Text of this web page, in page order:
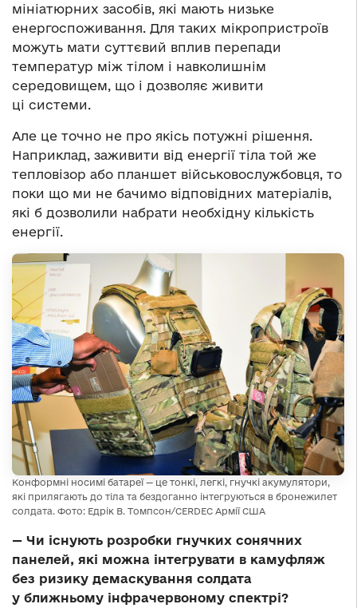
мініатюрних засобів, які мають низьке
енергоспоживання. Для таких мікропристроїв
можуть мати суттєвий вплив перепади
температур між тілом і навколишнім
середовищем, що і дозволяє живити
ці системи.
Але це точно не про якісь потужні рішення.
Наприклад, заживити від енергії тіла той же
тепловізор або планшет військовослужбовця, то
поки що ми не бачимо відповідних матеріалів,
які б дозволили набрати необхідну кількість
енергії.
Конформні носимі батареї — це тонкі, легкі, гнучкі акумулятори,
які прилягають до тіла та бездоганно інтегруються в бронежилет
солдата. Фото: Едрік В. Томпсон/CERDEC Армії США
— Чи існують розробки гнучких сонячних
панелей, які можна інтегрувати в камуфляж
без ризику демаскування солдата
у ближньому інфрачервоному спектрі?